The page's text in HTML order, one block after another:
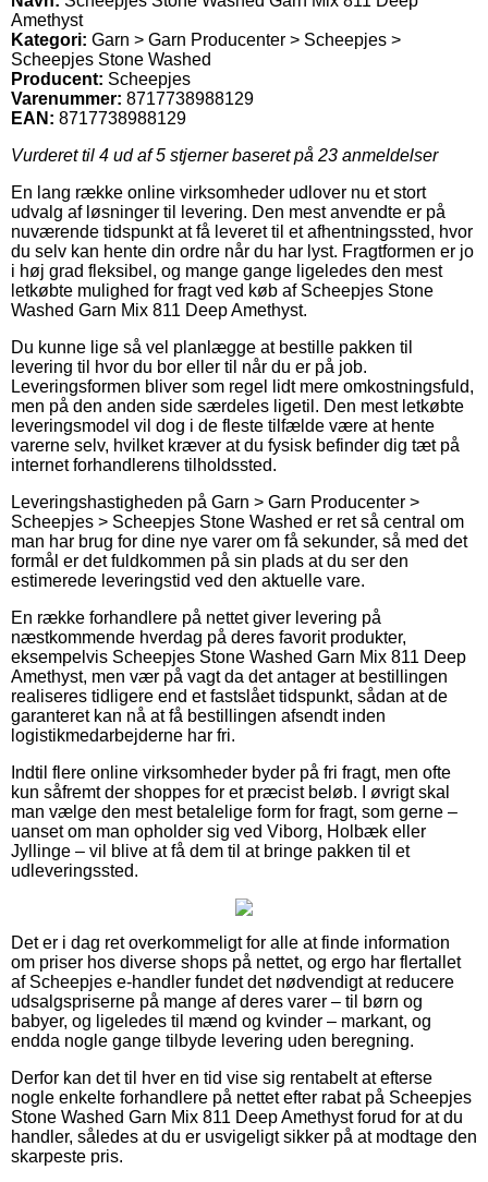
Amethyst
Kategori: Garn > Garn Producenter > Scheepjes >
Scheepjes Stone Washed
Producent: Scheepjes
Varenummer: 8717738988129
EAN: 8717738988129
Vurderet til 4 ud af 5 stjerner baseret på 23 anmeldelser
En lang række online virksomheder udlover nu et stort
udvalg af løsninger til levering. Den mest anvendte er på
nuværende tidspunkt at få leveret til et afhentningssted, hvor
du selv kan hente din ordre når du har lyst. Fragtformen er jo
i høj grad fleksibel, og mange gange ligeledes den mest
letkøbte mulighed for fragt ved køb af Scheepjes Stone
Washed Garn Mix 811 Deep Amethyst.
Du kunne lige så vel planlægge at bestille pakken til
levering til hvor du bor eller til når du er på job.
Leveringsformen bliver som regel lidt mere omkostningsfuld,
men på den anden side særdeles ligetil. Den mest letkøbte
leveringsmodel vil dog i de fleste tilfælde være at hente
varerne selv, hvilket kræver at du fysisk befinder dig tæt på
internet forhandlerens tilholdssted.
Leveringshastigheden på Garn > Garn Producenter >
Scheepjes > Scheepjes Stone Washed er ret så central om
man har brug for dine nye varer om få sekunder, så med det
formål er det fuldkommen på sin plads at du ser den
estimerede leveringstid ved den aktuelle vare.
En række forhandlere på nettet giver levering på
næstkommende hverdag på deres favorit produkter,
eksempelvis Scheepjes Stone Washed Garn Mix 811 Deep
Amethyst, men vær på vagt da det antager at bestillingen
realiseres tidligere end et fastslået tidspunkt, sådan at de
garanteret kan nå at få bestillingen afsendt inden
logistikmedarbejderne har fri.
Indtil flere online virksomheder byder på fri fragt, men ofte
kun såfremt der shoppes for et præcist beløb. I øvrigt skal
man vælge den mest betalelige form for fragt, som gerne –
uanset om man opholder sig ved Viborg, Holbæk eller
Jyllinge – vil blive at få dem til at bringe pakken til et
udleveringssted.
Det er i dag ret overkommeligt for alle at finde information
om priser hos diverse shops på nettet, og ergo har flertallet
af Scheepjes e-handler fundet det nødvendigt at reducere
udsalgspriserne på mange af deres varer – til børn og
babyer, og ligeledes til mænd og kvinder – markant, og
endda nogle gange tilbyde levering uden beregning.
Derfor kan det til hver en tid vise sig rentabelt at efterse
nogle enkelte forhandlere på nettet efter rabat på Scheepjes
Stone Washed Garn Mix 811 Deep Amethyst forud for at du
handler, således at du er usvigeligt sikker på at modtage den
skarpeste pris.